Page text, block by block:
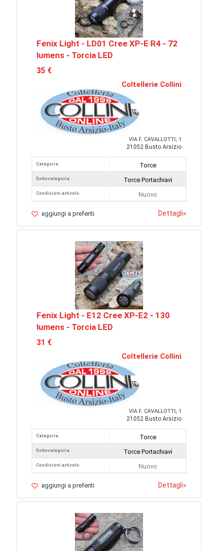
Fenix Light - LD01 Cree XP-E R4 - 72
lumens - Torcia LED
35 €
Coltellerie Collini
VIA F. CAVALLOTTI, 1
21052 Busto Arsizio
Categoria
Sottocategoria
Condizioni articolo
Torce
Torce Portachiavi
Nuovo
aggiungi a preferiti Dettagli»
Fenix Light - E12 Cree XP-E2 - 130
lumens - Torcia LED
31 €
Coltellerie Collini
VIA F. CAVALLOTTI, 1
21052 Busto Arsizio
Categoria
Sottocategoria
Condizioni articolo
Torce
Torce Portachiavi
Nuovo
aggiungi a preferiti Dettagli»